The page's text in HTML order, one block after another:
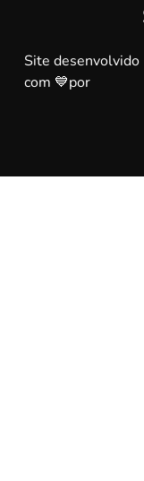
Site desenvolvido
com 💙por